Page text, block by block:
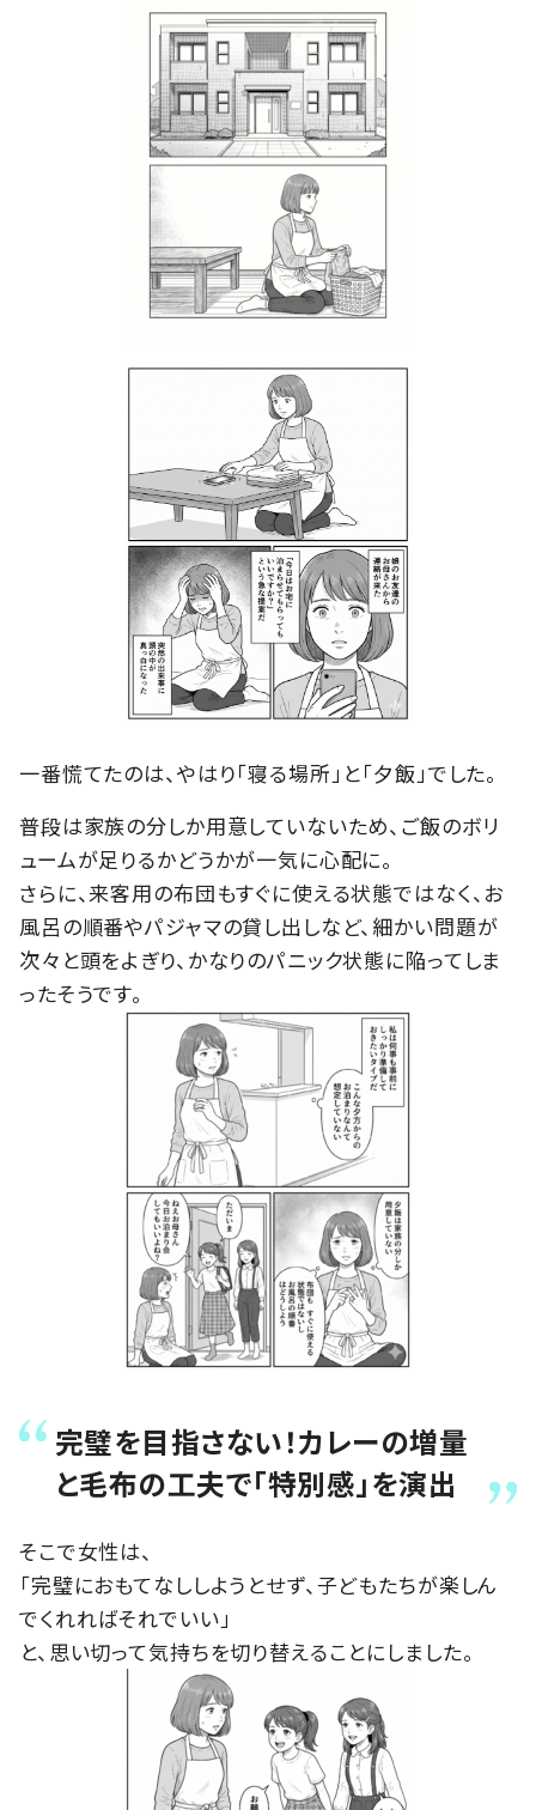
一番慌てたのは、やはり「寝る場所」と「夕飯」でした。
普段は家族の分しか用意していないため、ご飯のボリ
ュームが足りるかどうかが一気に心配に。
さらに、来客用の布団もすぐに使える状態ではなく、お
風呂の順番やパジャマの貸し出しなど、細かい問題が
次々と頭をよぎり、かなりのパニック状態に陥ってしま
ったそうです。
完璧を目指さない！カレーの増量
と毛布の工夫で「特別感」を演出
そこで女性は、
「完璧におもてなししようとせず、子どもたちが楽しん
でくれればそれでいい」
と、思い切って気持ちを切り替えることにしました。